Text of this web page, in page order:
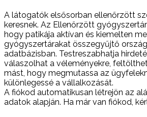
A látogatók elsősorban ellenőrzött
keresnek. Az Ellenőrzött
hogy patikája aktívan és kiemelten
gyógyszertárakat összegyűjtő
adatbázisban. Testreszabhatja
válaszolhat a véleményekre,
mást, hogy megmutassa az
különlegessé a vállalkozását.
A fiókod automatikusan létrejön az
adatok alapján. Ha már van fiókod,